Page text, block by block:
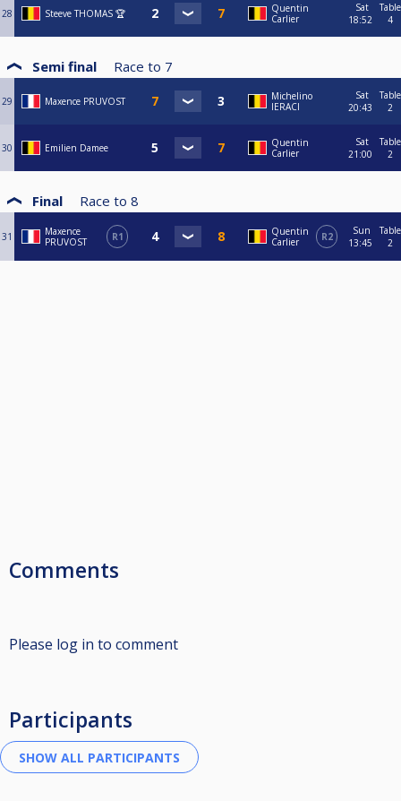
28 Steeve THOMAS 🏆
Quentin
Carlier
Sat
18:52
Table
4
Semi final Race to 7
29 Maxence PRUVOST
Michelino
IERACI
Sat
20:43
Table
2
30 Emilien Damee
Quentin
Carlier
Sat
21:00
Table
2
Final Race to 8
31
Maxence
PRUVOST
R1
Quentin
Carlier
R2
Sun
13:45
Table
2
Comments
Please log in to comment
Participants